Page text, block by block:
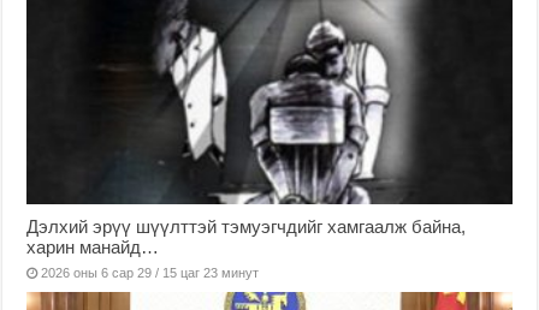
Дэлхий эрүү шүүлттэй тэмуэгчдийг хамгаалж байна,
харин манайд…
2026 оны 6 сар 29 / 15 цаг 23 минут